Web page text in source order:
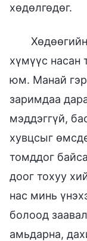
хөдөлгөдөг.
хүмүүс
юм. Манай гэр
заримдаа
мэддэггүй,
хувцсыг
томддог
доог тохуу
нас минь
болоод
амьдарна,